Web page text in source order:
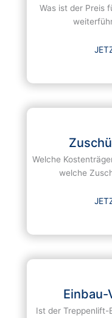
Was ist der Preis
Welche
welche
Einbau-
Ist der Treppenlift-